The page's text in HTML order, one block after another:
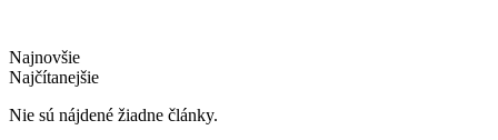
Najnovšie
Najčítanejšie
Nie sú nájdené žiadne články.